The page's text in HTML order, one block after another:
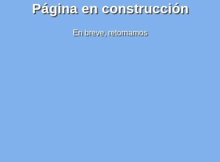
Página en construcción
En breve, retornamos